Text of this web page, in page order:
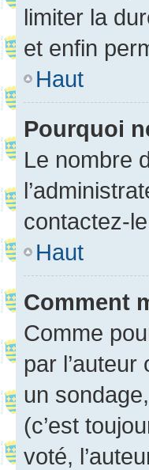
limiter la
et enfin
Haut
Pourquoi
Le nombre
contactez-
Haut
Comment
Comme
par
un
(c’est
voté,